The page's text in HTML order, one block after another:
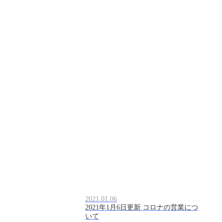
2021.01.06
2021年1月6日更新 コロナの営業につ
いて